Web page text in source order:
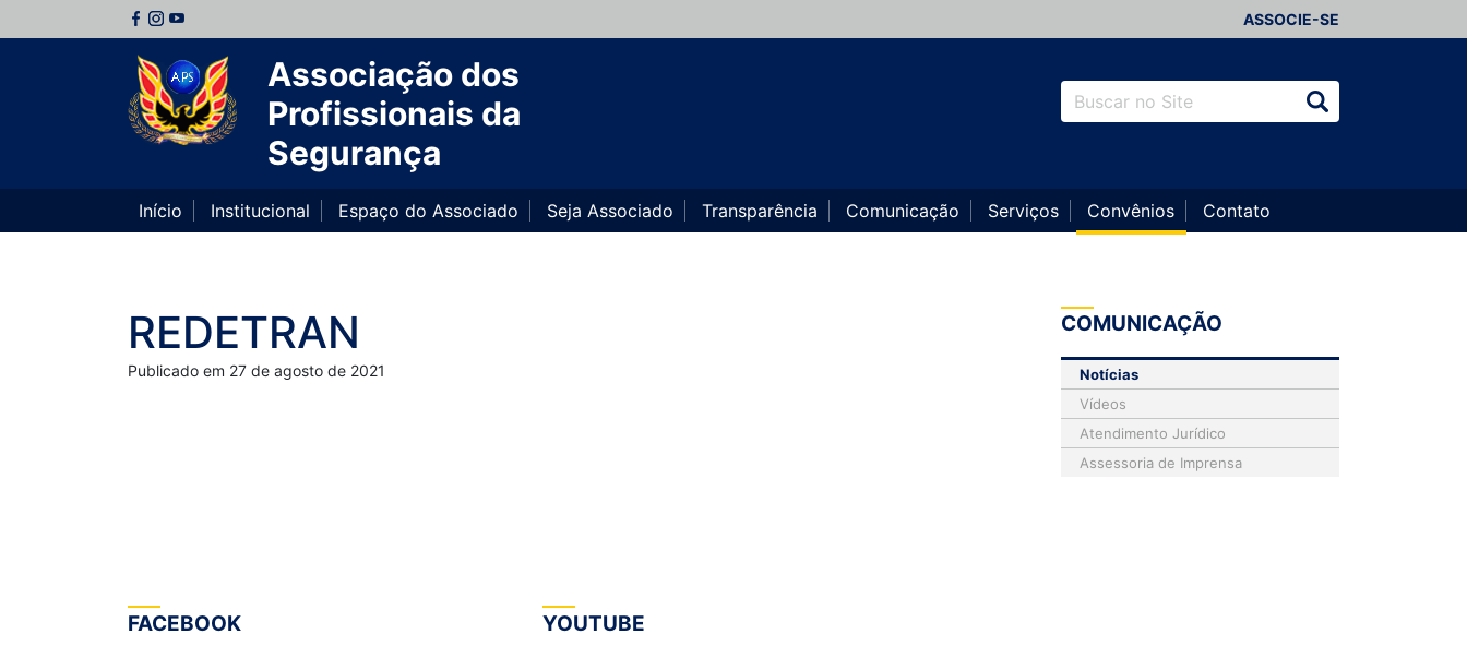
ASSOCIE-SE
Associação dos
Profissionais da
Segurança
Início Institucional Espaço do Associado Seja Associado Transparência Comunicação Serviços Convênios Contato
REDETRAN
Publicado em 27 de agosto de 2021
COMUNICAÇÃO
Notícias
Vídeos
Atendimento Jurídico
Assessoria de Imprensa
FACEBOOK YOUTUBE